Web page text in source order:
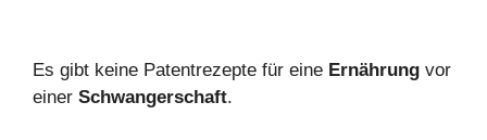
Es gibt keine Patentrezepte für eine Ernährung vor
einer Schwangerschaft.